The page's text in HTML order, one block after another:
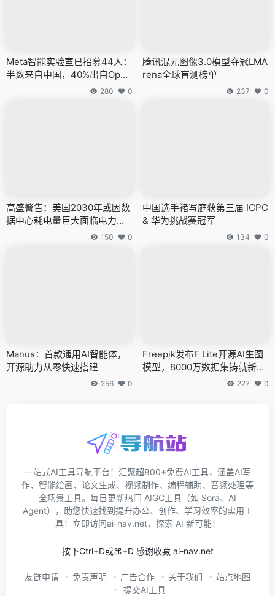
Meta智能实验室已招募44人：
半数来自中国，40%出自Open
280 0
腾讯混元图像3.0模型夺冠LMA
rena全球盲测榜单
237 0
高盛警告：美国2030年或因数
据中心耗电量巨大面临电力危
150 0
中国选手褚写庭获第三届 ICPC
& 华为挑战赛冠军
134 0
Manus：首款通用AI智能体，
开源助力从零快速搭建
256 0
Freepik发布F Lite开源AI生图
模型，8000万数据集铸就新标
227 0
一站式AI工具导航平台！汇聚超800+免费AI工具，涵盖AI写
作、智能绘画、论文生成、视频制作、编程辅助、音频处理等
全场景工具。每日更新热门 AIGC工具（如 Sora、AI
Agent），助您快速找到提升办公、创作、学习效率的实用工
具！立即访问ai-nav.net，探索 AI 新可能！
按下Ctrl+D或⌘+D 感谢收藏 ai-nav.net
友链申请 免责声明 广告合作 关于我们
站点地图
提交AI工具